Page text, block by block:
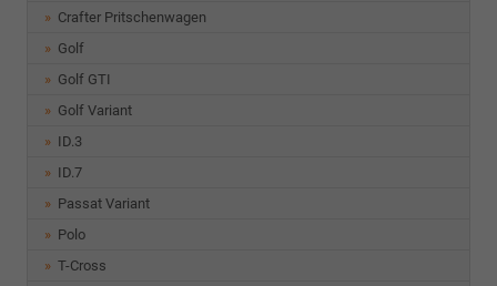
Crafter Pritschenwagen
Golf
Golf GTI
Golf Variant
ID.3
ID.7
Passat Variant
Polo
T-Cross